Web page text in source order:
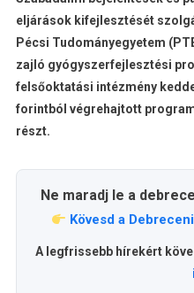
eljárások kifejlesztését
Pécsi Tudományegyetem
zajló gyógyszerfejlesztési
felsőoktatási intézmény
forintból végrehajtott
részt.
Ne maradj le a
Kövesd a
A legfrissebb hírekért